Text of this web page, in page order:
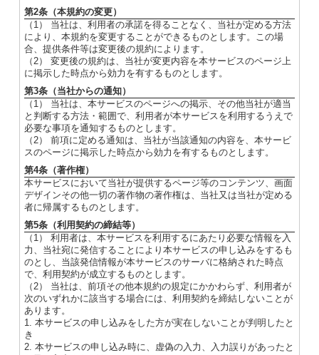
第2条（本規約の変更）
（1） 当社は、利用者の承諾を得ることなく、当社が定める方法
により、本規約を変更することができるものとします。この場
合、提供条件等は変更後の規約によります。
（2） 変更後の規約は、当社が変更内容を本サービスのページ上
に掲示した時点から効力を有するものとします。
第3条（当社からの通知）
（1） 当社は、本サービスのページへの掲示、その他当社が適当
と判断する方法・範囲で、利用者が本サービスを利用するうえで
必要な事項を通知するものとします。
（2） 前項に定める通知は、当社が当該通知の内容を、本サービ
スのページに掲示した時点から効力を有するものとします。
第4条（著作権）
本サービスにおいて当社が提供するページ等のコンテンツ、画面
デザインその他一切の著作物の著作権は、当社又は当社が定める
者に帰属するものとします。
第5条（利用契約の締結等）
（1） 利用者は、本サービスを利用するにあたり必要な情報を入
力、当社宛に発信することにより本サービスの申し込みをするも
のとし、当該発信情報が本サービスのサーバに格納された時点
で、利用契約が成立するものとします。
（2） 当社は、前項その他本規約の規定にかかわらず、利用者が
次のいずれかに該当する場合には、利用契約を締結しないことが
あります。
1. 本サービスの申し込みをした方が実在しないことが判明したと
き
2. 本サービスの申し込み時に、虚偽の入力、入力誤りがあったと